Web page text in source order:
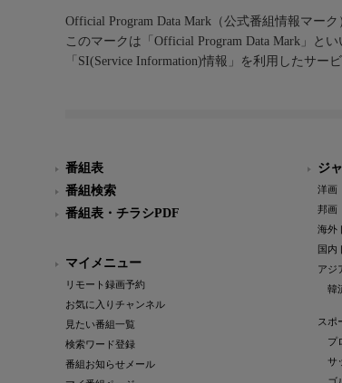
Official Program Data Mark（公式番組情報マーク
このマークは「Official Program Data Mark」と
「SI(Service Information)情報」を利用したサー
番組表
番組検索
番組表・チラシPDF
マイメニュー
リモート録画予約
お気に入りチャンネル
見たい番組一覧
検索ワード登録
番組お知らせメール
ジ
洋画
邦画
海外
国内
アジ
韓
スポ
プ
サ